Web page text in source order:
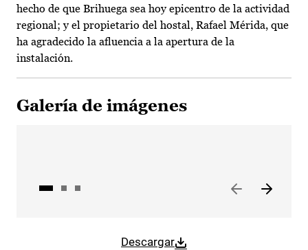
hecho de que Brihuega sea hoy epicentro de la actividad
regional; y el propietario del hostal, Rafael Mérida, que
ha agradecido la afluencia a la apertura de la
instalación.
Galería de imágenes
Descargar